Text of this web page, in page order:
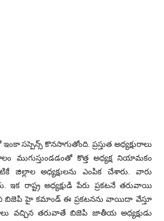
సస్పెన్స్ కొనసాగుతోంది. ప్రస్తుత అధ్యక్షురాలు
ముగుస్తుండడంతో కొత్త అధ్యక్ష నియామకం
జిల్లాల అధ్యక్షులను ఎంపిక చేశారు. వారు
ఇక రాష్ట్ర అధ్యక్షుడి పేరు ప్రకటనే తరువాయి
బిజెపి హై కమాండ్ ఈ ప్రకటనను వాయిదా వేస్తూ
వచ్చిన తరువాతే బిజెపి జాతీయ అధ్యక్షుడు